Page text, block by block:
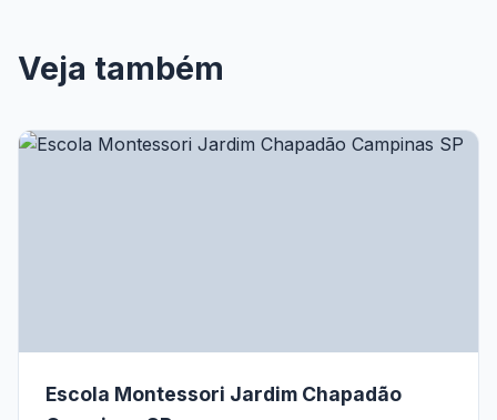
Veja também
Escola Montessori Jardim Chapadão